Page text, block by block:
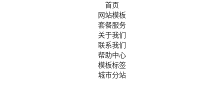
首页
网站模板
套餐服务
关于我们
联系我们
帮助中心
模板标签
城市分站